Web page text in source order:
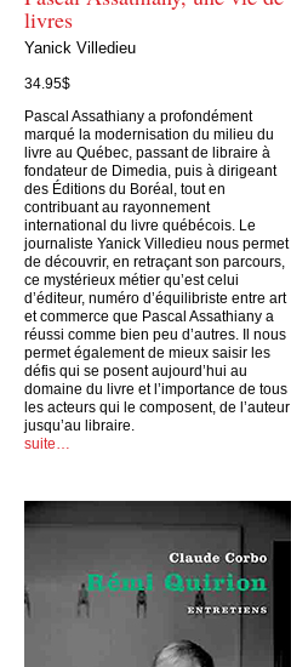
livres
Yanick Villedieu
34.95$
Pascal Assathiany a profondément
marqué la modernisation du milieu du
livre au Québec, passant de libraire à
fondateur de Dimedia, puis à dirigeant
des Éditions du Boréal, tout en
contribuant au rayonnement
international du livre québécois. Le
journaliste Yanick Villedieu nous permet
de découvrir, en retraçant son parcours,
ce mystérieux métier qu’est celui
d’éditeur, numéro d’équilibriste entre art
et commerce que Pascal Assathiany a
réussi comme bien peu d’autres. Il nous
permet également de mieux saisir les
défis qui se posent aujourd’hui au
domaine du livre et l’importance de tous
les acteurs qui le composent, de l’auteur
jusqu’au libraire.
suite…